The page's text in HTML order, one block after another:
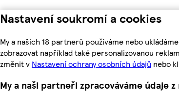
Nastavení soukromí a cookies
My a našich 18 partnerů používáme nebo
zobrazovat například také personalizovanou
změnit v Nastavení ochrany osobních údajů nebo
My a naši partneři zpracováváme údaje